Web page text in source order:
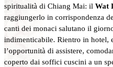
spiritualità di Chiang Mai: il Wat
raggiungerlo in corrispondenza
canti dei monaci salutano il
indimenticabile. Rientro in hotel,
l’opportunità di assistere,
coperto dai soffici cuscini a un